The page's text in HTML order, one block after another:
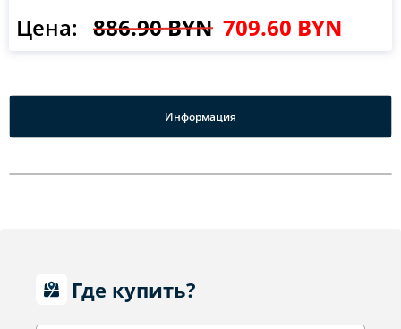
Цена: 886.90 BYN 709.60 BYN
Информация
Где купить?